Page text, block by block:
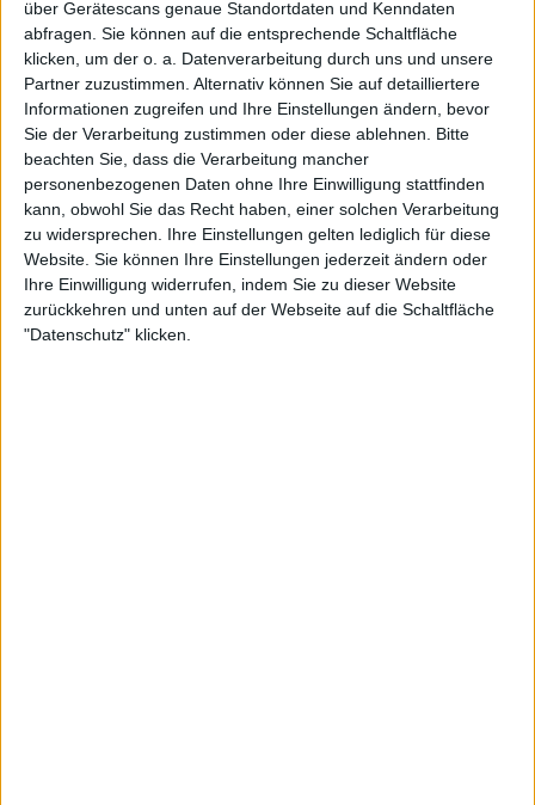
über Gerätescans genaue Standortdaten und Kenndaten
abfragen. Sie können auf die entsprechende Schaltfläche
klicken, um der o. a. Datenverarbeitung durch uns und unsere
Partner zuzustimmen. Alternativ können Sie auf detailliertere
Informationen zugreifen und Ihre Einstellungen ändern, bevor
Sie der Verarbeitung zustimmen oder diese ablehnen.
Bitte
beachten Sie, dass die Verarbeitung mancher
personenbezogenen Daten ohne Ihre Einwilligung stattfinden
kann, obwohl Sie das Recht haben, einer solchen Verarbeitung
zu widersprechen. Ihre Einstellungen gelten lediglich für diese
Website. Sie können Ihre Einstellungen jederzeit ändern oder
Ihre Einwilligung widerrufen, indem Sie zu dieser Website
zurückkehren und unten auf der Webseite auf die Schaltfläche
"Datenschutz" klicken.
Galerie schließen Galerie in groß öffnen
Galerie mit 30 Bildern: Moon Shot - Attracted To Danger Tour 2024
Galerie mit 19 Bildern: Moon Shot - Summer Breeze Open Air 2024